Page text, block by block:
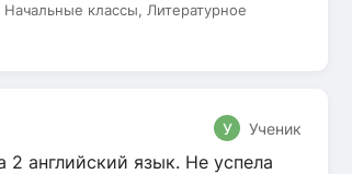
классы, Литературное
У Ученик
английский язык. Не успела